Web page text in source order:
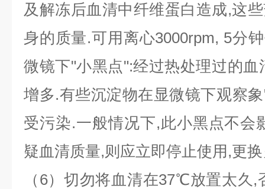
及解冻后血清中纤维蛋白造成,这
身的质量.可用离心3000rpm, 5分
微镜下"小黑点":经过热处理过的
增多.有些沉淀物在显微镜下观察
受污染.一般情况下,此小黑点不会
疑血清质量,则应立即停止使用,更
（6）切勿将血清在37℃放置太久